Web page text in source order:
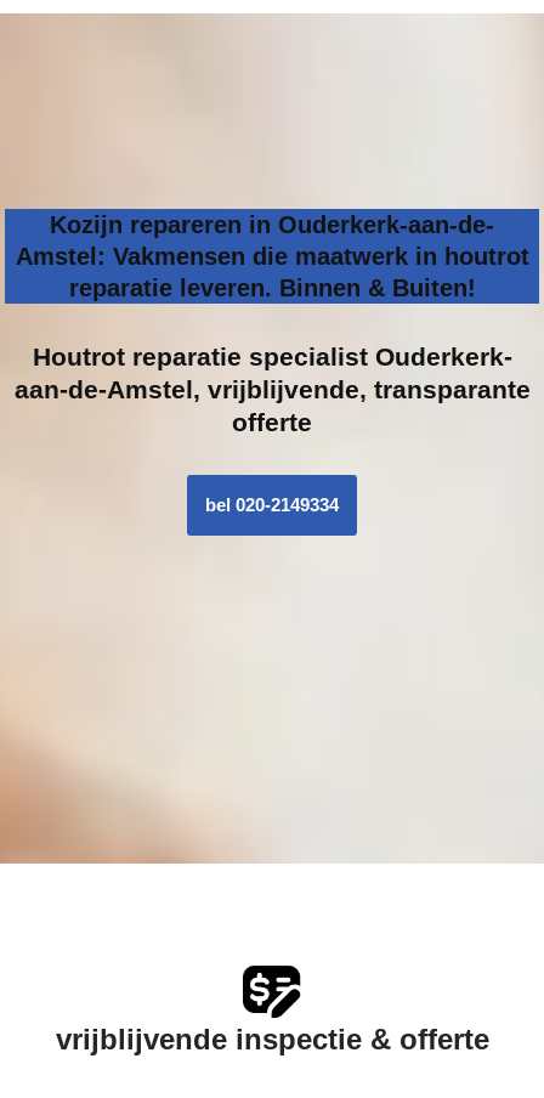
Kozijn repareren in Ouderkerk-aan-de-
Amstel: Vakmensen die maatwerk in houtrot
reparatie leveren. Binnen & Buiten!
Houtrot reparatie specialistOuderkerk-
aan-de-Amstel, vrijblijvende, transparante
offerte
bel 020-2149334
vrijblijvende inspectie & offerte